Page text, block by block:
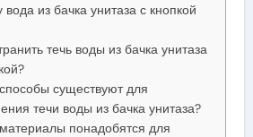
из бачка унитаза с кнопкой
течь воды из бачка унитаза
существуют для
течи воды из бачка унитаза?
понадобятся для